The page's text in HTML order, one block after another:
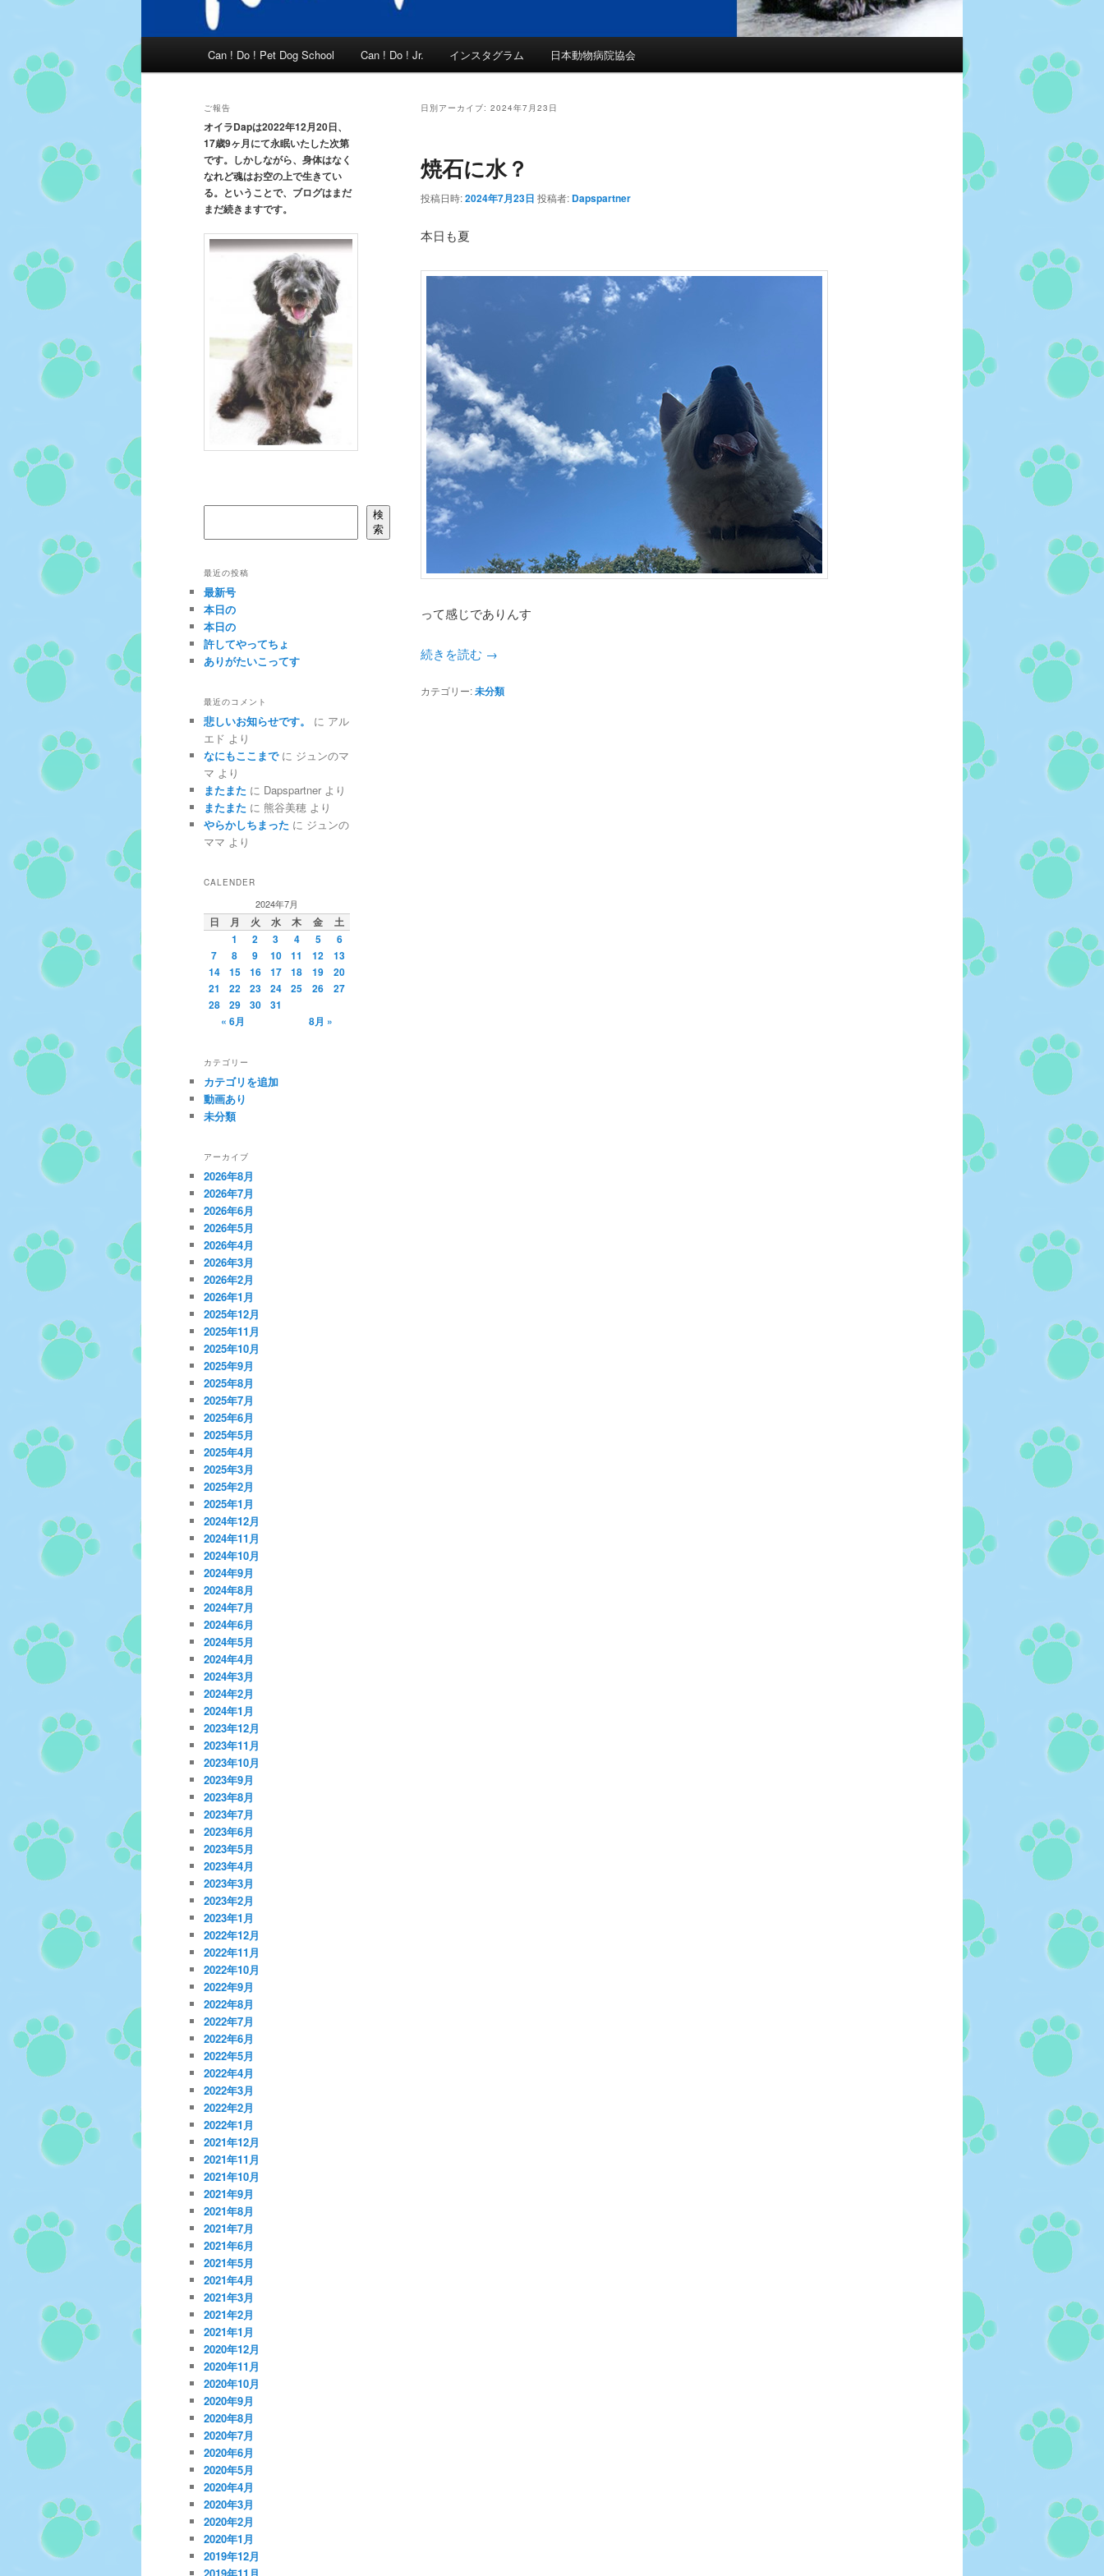
Can ! Do ! Pet Dog School Can ! Do ! Jr. インスタグラム 日本動物病院協会
日別アーカイブ: 2024年7月23日
焼石に水？
投稿日時:2024年7月23日 投稿者: Dapspartner
本日も夏
って感じでありんす
続きを読む →
カテゴリー:未分類
ご報告
オイラDapは2022年12月20日、
17歳9ヶ月にて永眠いたした次第
です。しかしながら、身体はなく
なれど魂はお空の上で生きてい
る。ということで、ブログはまだ
まだ続きますです。
検
索
最近の投稿
最新号
本日の
本日の
許してやってちょ
ありがたいこってす
最近のコメント
悲しいお知らせです。 に アル
エド より
なにもここまでに ジュンのマ
マ より
またまた に Dapspartner より
またまた に 熊谷美穂 より
やらかしちまった に ジュンの
ママ より
CALENDER
2024年7月
日 月 火 水 木 金
土
1
2 3 4 5
6
7
8 9 10 11 12
13
14
15 16 17 18 19
20
21
22 23 24 25 26
27
28
29 30
31
« 6月
8月 »
カテゴリー
カテゴリを追加
動画あり
未分類
アーカイブ
2026年8月
2026年7月
2026年6月
2026年5月
2026年4月
2026年3月
2026年2月
2026年1月
2025年12月
2025年11月
2025年10月
2025年9月
2025年8月
2025年7月
2025年6月
2025年5月
2025年4月
2025年3月
2025年2月
2025年1月
2024年12月
2024年11月
2024年10月
2024年9月
2024年8月
2024年7月
2024年6月
2024年5月
2024年4月
2024年3月
2024年2月
2024年1月
2023年12月
2023年11月
2023年10月
2023年9月
2023年8月
2023年7月
2023年6月
2023年5月
2023年4月
2023年3月
2023年2月
2023年1月
2022年12月
2022年11月
2022年10月
2022年9月
2022年8月
2022年7月
2022年6月
2022年5月
2022年4月
2022年3月
2022年2月
2022年1月
2021年12月
2021年11月
2021年10月
2021年9月
2021年8月
2021年7月
2021年6月
2021年5月
2021年4月
2021年3月
2021年2月
2021年1月
2020年12月
2020年11月
2020年10月
2020年9月
2020年8月
2020年7月
2020年6月
2020年5月
2020年4月
2020年3月
2020年2月
2020年1月
2019年12月